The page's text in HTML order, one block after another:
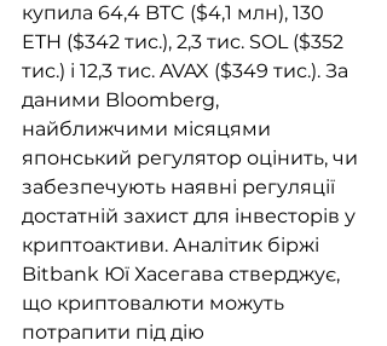
купила 64,4 BTC ($4,1 млн), 130
ETH ($342 тис.), 2,3 тис. SOL ($352
тис.) і 12,3 тис. AVAX ($349 тис.). За
даними Bloomberg,
найближчими місяцями
японський регулятор оцінить, чи
забезпечують наявні регуляції
достатній захист для інвесторів у
криптоактиви. Аналітик біржі
Bitbank Юї Хасегава стверджує,
що криптовалюти можуть
потрапити під дію